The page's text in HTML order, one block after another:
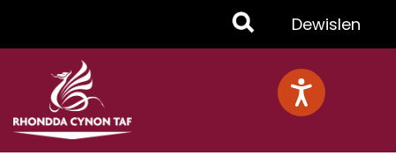
Toggle
Menu
Dewislen